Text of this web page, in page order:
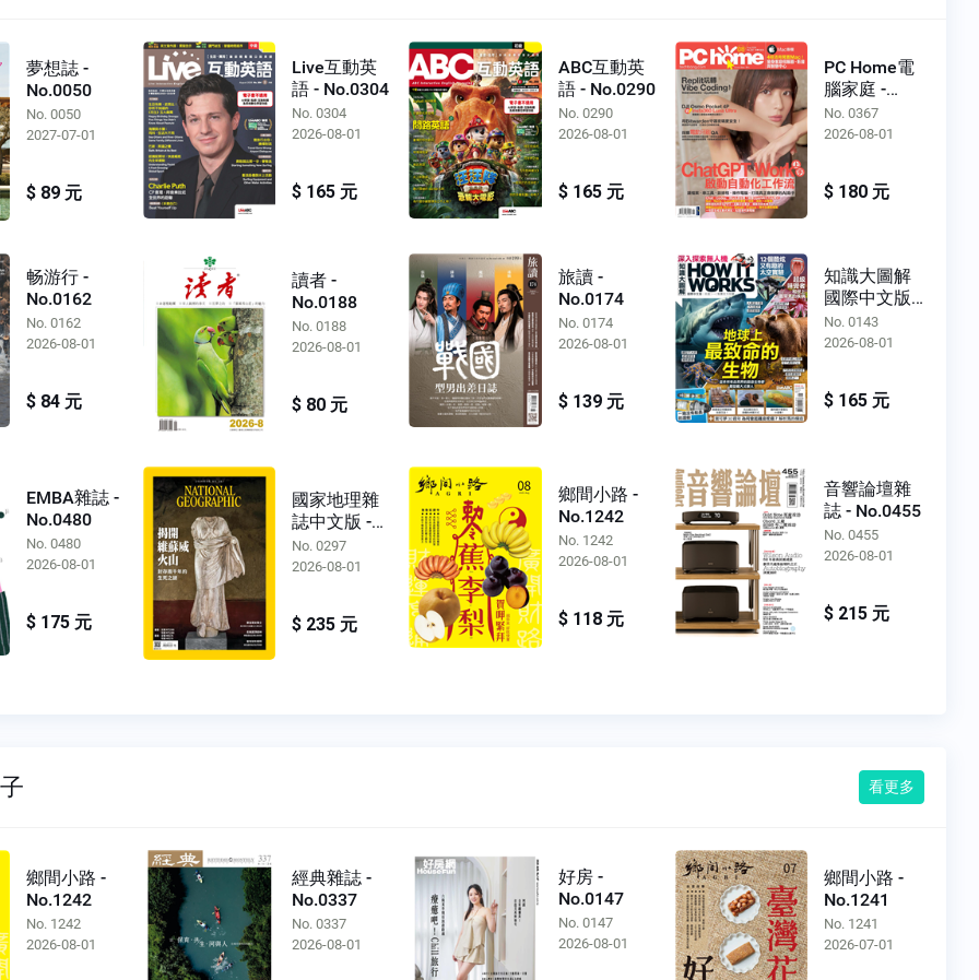
夢想誌 -
No.0050
No. 0050
2027-07-01
$ 89 元
Live互動英
語 - No.0304
No. 0304
2026-08-01
$ 165 元
ABC互動英
語 - No.0290
No. 0290
2026-08-01
$ 165 元
PC Home電
腦家庭 -
No.0367
No. 0367
2026-08-01
$ 180 元
畅游行 -
No.0162
No. 0162
2026-08-01
$ 84 元
讀者 -
No.0188
No. 0188
2026-08-01
$ 80 元
旅讀 -
No.0174
No. 0174
2026-08-01
$ 139 元
知識大圖解
國際中文版 -
No.0143
No. 0143
2026-08-01
$ 165 元
EMBA雜誌 -
No.0480
No. 0480
2026-08-01
$ 175 元
國家地理雜
誌中文版 -
No.0297
No. 0297
2026-08-01
$ 235 元
鄉間小路 -
No.1242
No. 1242
2026-08-01
$ 118 元
音響論壇雜
誌 - No.0455
No. 0455
2026-08-01
$ 215 元
看更多
鄉間小路 -
No.1242
No. 1242
2026-08-01
經典雜誌 -
No.0337
No. 0337
2026-08-01
好房 -
No.0147
No. 0147
2026-08-01
鄉間小路 -
No.1241
No. 1241
2026-07-01